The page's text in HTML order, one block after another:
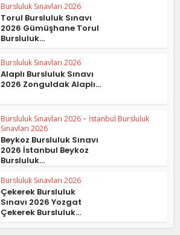
Bursluluk Sınavları 2026
Torul Bursluluk Sınavı
2026 Gümüşhane Torul
Bursluluk...
Bursluluk Sınavları 2026
Alaplı Bursluluk Sınavı
2026 Zonguldak Alaplı...
Bursluluk Sınavları 2026 • İstanbul Bursluluk
Sınavları 2026
Beykoz Bursluluk Sınavı
2026 İstanbul Beykoz
Bursluluk...
Bursluluk Sınavları 2026
Çekerek Bursluluk
Sınavı 2026 Yozgat
Çekerek Bursluluk...